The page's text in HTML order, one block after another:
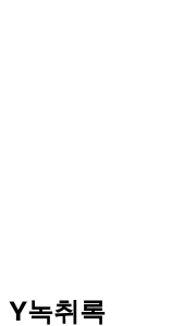
Y녹취록